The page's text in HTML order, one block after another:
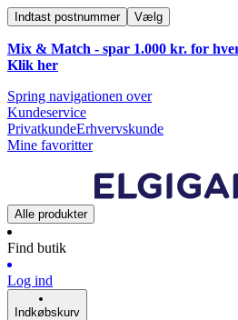
Indtast postnummer Vælg
Mix & Match - spar 1.000 kr. for
Klik her
Spring navigationen over
Kundeservice
PrivatkundeErhvervskunde
Mine favoritter
Alle produkter
Find butik
Log ind
Indkøbskurv